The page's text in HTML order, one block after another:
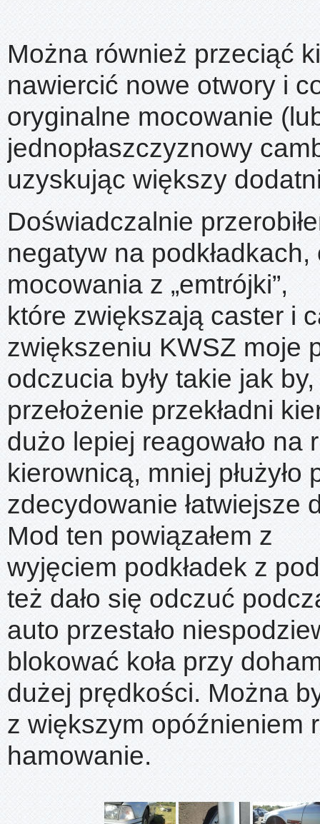
Można również przeciąć
nawiercić nowe otwory i
oryginalne mocowanie
jednopłaszczyznowy
uzyskując większy
Doświadczalnie
negatyw na
mocowania z „emtrójki”,
które zwiększają caster i
zwiększeniu KWSZ moje
odczucia były takie jak
przełożenie przekładni
dużo lepiej reagowało na
kierownicą, mniej płużyło
zdecydowanie łatwiejsze
Mod ten powiązałem z
wyjęciem podkładek z
też dało się odczuć
auto przestało
blokować koła przy
dużej prędkości. Można
z większym opóźnieniem
hamowanie.